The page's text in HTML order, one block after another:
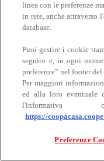
Carne
Bovino
linea con le preferenze
in rete, anche attraverso
database.
Puoi gestire i cookie
seguito e, in ogni
preferenze” nel footer
Per maggiori
ed alla loro eventuale
https://
Preferenze